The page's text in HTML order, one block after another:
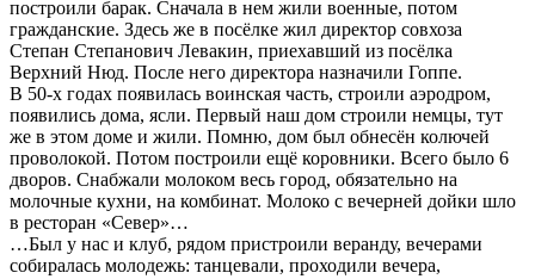
построили барак. Сначала в нем жили военные, потом
гражданские. Здесь же в посёлке жил директор совхоза
Степан Степанович Левакин, приехавший из посёлка
Верхний Нюд. После него директора назначили Гоппе.
В 50-х годах появилась воинская часть, строили аэродром,
появились дома, ясли. Первый наш дом строили немцы, тут
же в этом доме и жили. Помню, дом был обнесён колючей
проволокой. Потом построили ещё коровники. Всего было 6
дворов. Снабжали молоком весь город, обязательно на
молочные кухни, на комбинат. Молоко с вечерней дойки шло
в ресторан «Север»…
…Был у нас и клуб, рядом пристроили веранду, вечерами
собиралась молодежь: танцевали, проходили вечера,